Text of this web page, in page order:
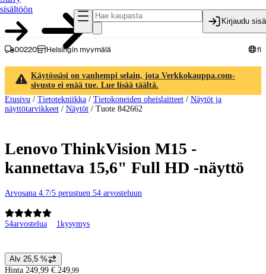
sisältöön
Kirjaudu
00220 Helsingin myymälä fi
Käytössäsi on vanhempi selain, jota Verkkokauppa.com-
sivusto ei enää tue. Lue lisää täältä.
Etusivu / Tietotekniikka / Tietokoneiden oheislaitteet / Näytöt ja
näyttötarvikkeet / Näytöt / Tuote 842662
Lenovo ThinkVision M15 -
kannettava 15,6" Full HD -näyttö
Arvosana 4.7/5 perustuen 54 arvosteluun
54arvostelua 1kysymys
Hintatiedot
Alv 25,5 %
Hinta 249,99 €. 249,99